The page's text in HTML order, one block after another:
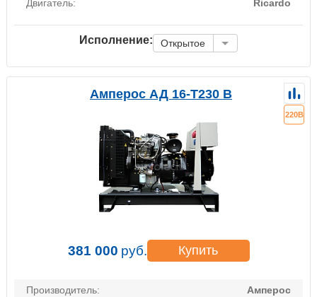
Двигатель: Ricardo
Исполнение: Открытое
Амперос АД 16-Т230 B
220В
381 000 руб. Купить
Производитель:
Амперос